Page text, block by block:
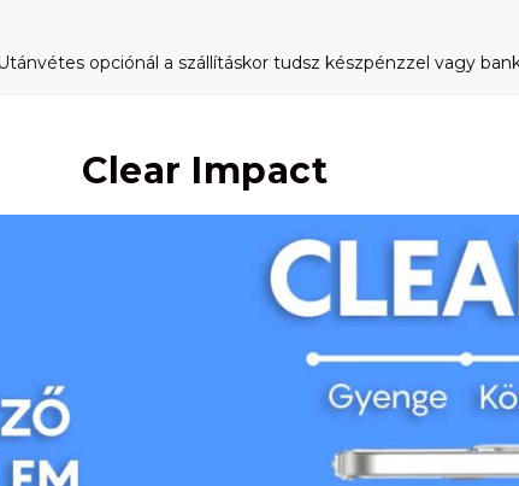
opciónál a szállításkor tudsz készpénzzel vagy
Clear Impact